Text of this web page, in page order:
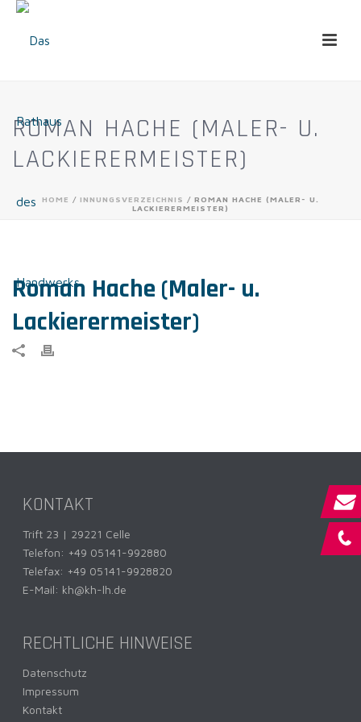
ROMAN HACHE (MALER- U.
LACKIERERMEISTER)
HOME / INNUNGSVERZEICHNIS / ROMAN HACHE (MALER- U.
LACKIERERMEISTER)
Roman Hache (Maler- u.
Lackierermeister)
KONTAKT
Trift 23 | 29221 Celle
Telefon: +49 05141-992880
Telefax: +49 05141-9928820
E-Mail: kh@kh-lh.de
RECHTLICHE HINWEISE
Datenschutz
Impressum
Kontakt